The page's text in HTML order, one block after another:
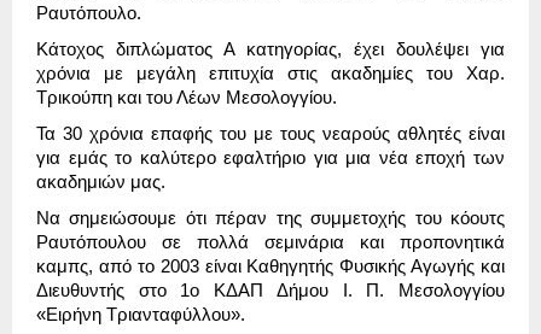
Ραυτόπουλο.
Κάτοχος διπλώματος Α κατηγορίας, έχει δουλέψει για
χρόνια με μεγάλη επιτυχία στις ακαδημίες του Χαρ.
Τρικούπη και του Λέων Μεσολογγίου.
Τα 30 χρόνια επαφής του με τους νεαρούς αθλητές είναι
για εμάς το καλύτερο εφαλτήριο για μια νέα εποχή των
ακαδημιών μας.
Να σημειώσουμε ότι πέραν της συμμετοχής του κόουτς
Ραυτόπουλου σε πολλά σεμινάρια και προπονητικά
καμπς, από το 2003 είναι Καθηγητής Φυσικής Αγωγής και
Διευθυντής στο 1ο ΚΔΑΠ Δήμου Ι. Π. Μεσολογγίου
«Ειρήνη Τριανταφύλλου».